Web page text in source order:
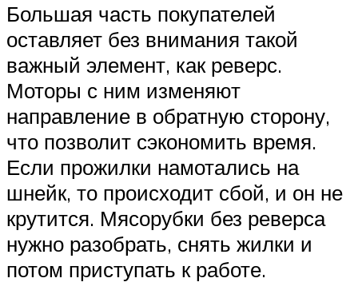
Большая часть покупателей
оставляет без внимания такой
важный элемент, как реверс.
Моторы с ним изменяют
направление в обратную сторону,
что позволит сэкономить время.
Если прожилки намотались на
шнейк, то происходит сбой, и он не
крутится. Мясорубки без реверса
нужно разобрать, снять жилки и
потом приступать к работе.